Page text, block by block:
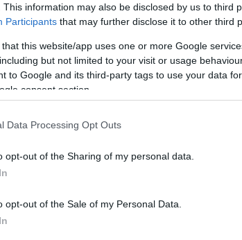
This information may also be disclosed by us to third
Participants that may further disclose it to other third
that this website/app uses one or more Google
but not limited to your visit or usage
to Google and its third-party tags to use your data
consent section.
Data Processing Opt Outs
opt-out of the Sharing of my personal data.
opt-out of the Sale of my Personal Data.